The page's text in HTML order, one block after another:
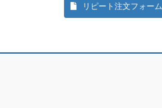
リピート注文フォーム